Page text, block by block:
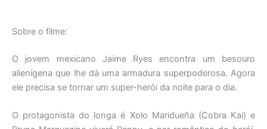
Sobre o filme:
O jovem mexicano Jaime Ryes encontra um besouro
alienígena que lhe dá uma armadura superpoderosa. Agora
ele precisa se tornar um super-herói da noite para o dia.
O protagonista do longa é Xolo Maridueña (Cobra Kai) e